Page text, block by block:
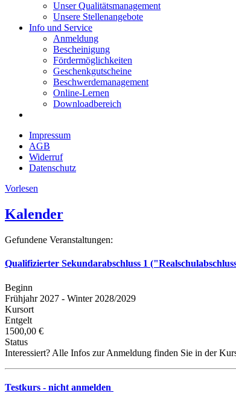
Unser Qualitätsmanagement
Unsere Stellenangebote
Info und Service
Anmeldung
Bescheinigung
Fördermöglichkeiten
Geschenkgutscheine
Beschwerdemanagement
Online-Lernen
Downloadbereich
Impressum
AGB
Widerruf
Datenschutz
Vorlesen
Kalender
Gefundene Veranstaltungen:
Qualifizierter Sekundarabschluss 1
Beginn
Frühjahr 2027 - Winter 2028/2029
Kursort
Entgelt
1500,00 €
Status
Interessiert? Alle Infos zur Anmeldung finden Sie in der
Testkurs - nicht anmelden